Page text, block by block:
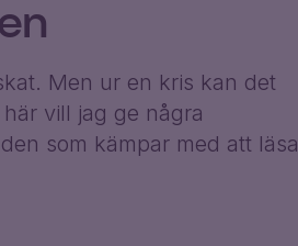
Men ur en kris kan det
vill jag ge några
som kämpar med att läsa